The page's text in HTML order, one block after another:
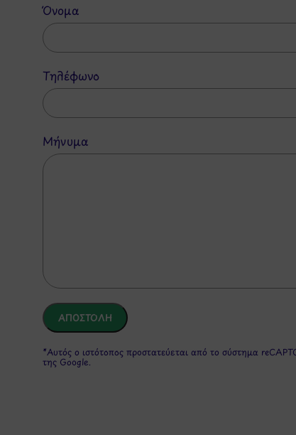
Όνομα
Τηλέφωνο
Μήνυμα
*Αυτός ο ιστότοπος προστατεύεται από το σύστημα
της Google.